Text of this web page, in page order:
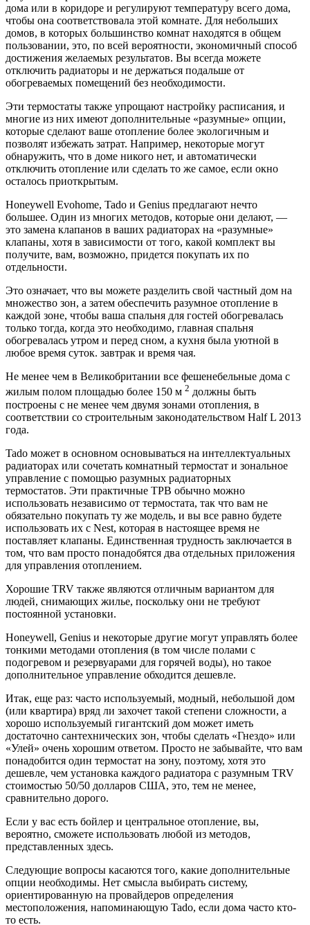
дома или в коридоре и регулируют температуру всего дома,
чтобы она соответствовала этой комнате. Для небольших
домов, в которых большинство комнат находятся в общем
пользовании, это, по всей вероятности, экономичный способ
достижения желаемых результатов. Вы всегда можете
отключить радиаторы и не держаться подальше от
обогреваемых помещений без необходимости.
Эти термостаты также упрощают настройку расписания, и
многие из них имеют дополнительные «разумные» опции,
которые сделают ваше отопление более экологичным и
позволят избежать затрат. Например, некоторые могут
обнаружить, что в доме никого нет, и автоматически
отключить отопление или сделать то же самое, если окно
осталось приоткрытым.
Honeywell Evohome, Tado и Genius предлагают нечто
большее. Один из многих методов, которые они делают, —
это замена клапанов в ваших радиаторах на «разумные»
клапаны, хотя в зависимости от того, какой комплект вы
получите, вам, возможно, придется покупать их по
отдельности.
Это означает, что вы можете разделить свой частный дом на
множество зон, а затем обеспечить разумное отопление в
каждой зоне, чтобы ваша спальня для гостей обогревалась
только тогда, когда это необходимо, главная спальня
обогревалась утром и перед сном, а кухня была уютной в
любое время суток. завтрак и время чая.
Не менее чем в Великобритании все фешенебельные дома с
жилым полом площадью более 150 м 2 должны быть
построены с не менее чем двумя зонами отопления, в
соответствии со строительным законодательством Half L 2013
года.
Tado может в основном основываться на интеллектуальных
радиаторах или сочетать комнатный термостат и зональное
управление с помощью разумных радиаторных
термостатов. Эти практичные ТРВ обычно можно
использовать независимо от термостата, так что вам не
обязательно покупать ту же модель, и вы все равно будете
использовать их с Nest, которая в настоящее время не
поставляет клапаны. Единственная трудность заключается в
том, что вам просто понадобятся два отдельных приложения
для управления отоплением.
Хорошие TRV также являются отличным вариантом для
людей, снимающих жилье, поскольку они не требуют
постоянной установки.
Honeywell, Genius и некоторые другие могут управлять более
тонкими методами отопления (в том числе полами с
подогревом и резервуарами для горячей воды), но такое
дополнительное управление обходится дешевле.
Итак, еще раз: часто используемый, модный, небольшой дом
(или квартира) вряд ли захочет такой степени сложности, а
хорошо используемый гигантский дом может иметь
достаточно сантехнических зон, чтобы сделать «Гнездо» или
«Улей» очень хорошим ответом. Просто не забывайте, что вам
понадобится один термостат на зону, поэтому, хотя это
дешевле, чем установка каждого радиатора с разумным TRV
стоимостью 50/50 долларов США, это, тем не менее,
сравнительно дорого.
Если у вас есть бойлер и центральное отопление, вы,
вероятно, сможете использовать любой из методов,
представленных здесь.
Следующие вопросы касаются того, какие дополнительные
опции необходимы. Нет смысла выбирать систему,
ориентированную на провайдеров определения
местоположения, напоминающую Tado, если дома часто кто-
то есть.